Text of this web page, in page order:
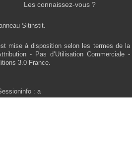
Les connaissez-vous ?
Sitinstit.
mise à disposition selon les termes de la
- Pas d’Utilisation Commerciale -
3.0 France.
: a